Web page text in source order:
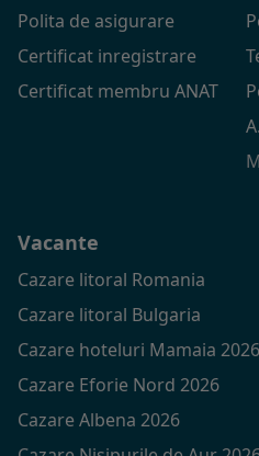
Polita de asigurare
Certificat inregistrare
Certificat membru ANAT
Vacante
Cazare litoral Romania
Cazare litoral Bulgaria
Cazare hoteluri Mamaia 2026
Cazare Eforie Nord 2026
Cazare Albena 2026